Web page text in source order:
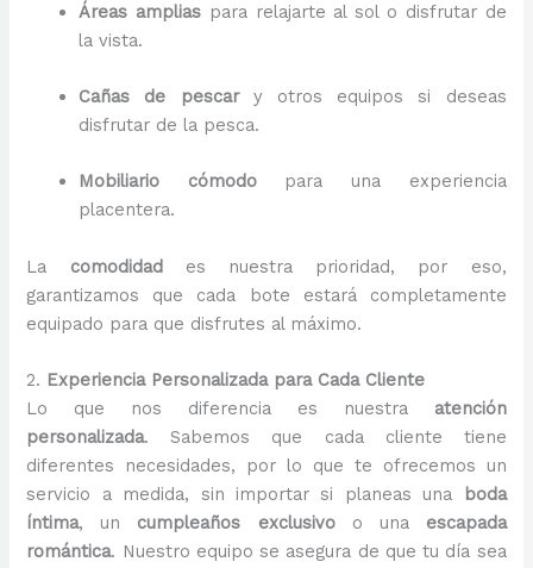
Áreas amplias para relajarte al sol o disfrutar de
la vista.
Cañas de pescary otros equipos si deseas
disfrutar de la pesca.
Mobiliario cómodopara una experiencia
placentera.
La comodidades nuestra prioridad, por eso,
garantizamos que cada bote estará completamente
equipado para que disfrutes al máximo.
2. Experiencia Personalizada para Cada Cliente
Lo que nos diferencia es nuestra atención
personalizada. Sabemos que cada cliente tiene
diferentes necesidades, por lo que te ofrecemos un
servicio a medida, sin importar si planeas una
boda
íntima, un cumpleaños exclusivoo una escapada
romántica. Nuestro equipo se asegura de que tu día sea